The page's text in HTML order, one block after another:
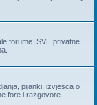
forume. SVE privatne
pijanki, izvjesca o
fore i razgovore.